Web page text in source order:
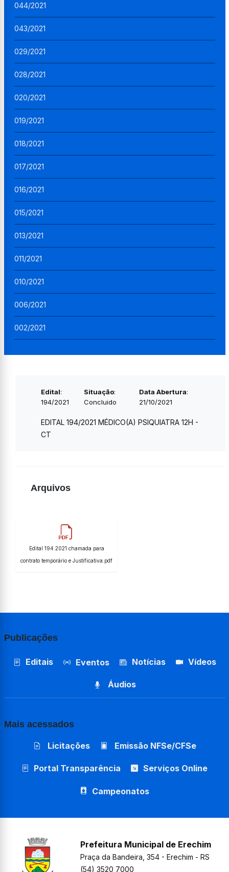
044/2021
043/2021
029/2021
028/2021
020/2021
019/2021
018/2021
017/2021
016/2021
015/2021
013/2021
011/2021
010/2021
006/2021
002/2021
Edital:
194/2021
Situação:
Concluido
Data Abertura:
21/10/2021
EDITAL 194/2021 MÉDICO(A) PSIQUIATRA 12H -
CT
Arquivos
Edital 194.2021 chamada para
contrato temporário e Justificativa.pdf
Publicações
Editais Eventos Notícias Vídeos
Áudios
Mais acessados
Licitações Emissão NFSe/CFSe
Portal Transparência Serviços Online
Campeonatos
Prefeitura Municipal de Erechim
Praça da Bandeira, 354 - Erechim - RS
(54) 3520 7000